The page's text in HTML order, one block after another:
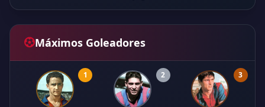
Máximos Goleadores
1 2 3